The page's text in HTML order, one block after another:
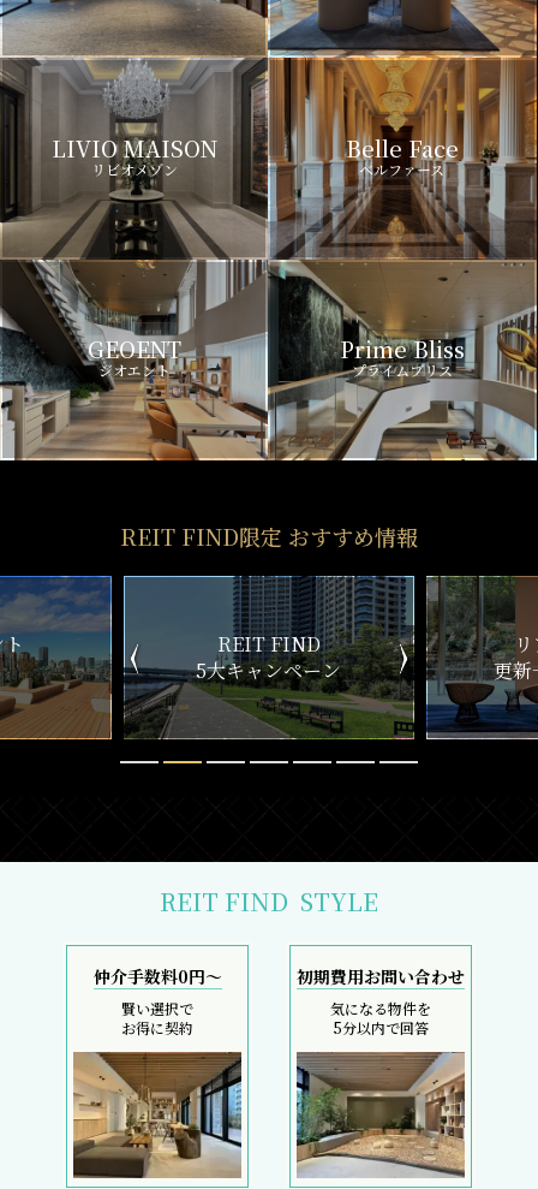
LIVIO MAISON
リビオメゾン
Belle Face
ベルファース
GEOENT
ジオエント
Prime Bliss
プライムブリス
REIT FIND限定 おすすめ情報
ン
リアルタイム
更新一覧チェック
新
REIT FIND STYLE
仲介手数料0円～
賢い選択で
お得に契約
初期費用お問い合わせ
気になる物件を
5分以内で回答